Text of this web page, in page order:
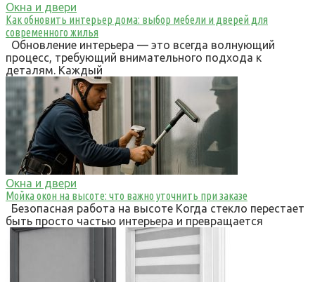
Окна и двери
Как обновить интерьер дома: выбор мебели и дверей для
современного жилья
Обновление интерьера — это всегда волнующий
процесс, требующий внимательного подхода к
деталям. Каждый
Окна и двери
Мойка окон на высоте: что важно уточнить при заказе
Безопасная работа на высоте Когда стекло перестает
быть просто частью интерьера и превращается